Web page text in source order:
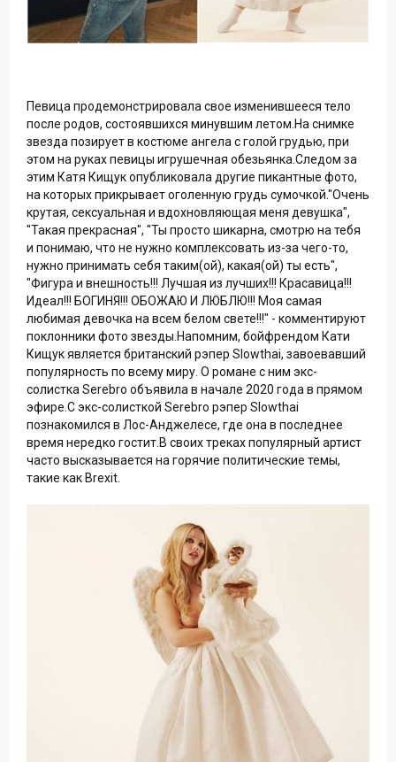
Певица продемонстрировала свое изменившееся тело
после родов, состоявшихся минувшим летом.На снимке
звезда позирует в костюме ангела с голой грудью, при
этом на руках певицы игрушечная обезьянка.Следом за
этим Катя Кищук опубликовала другие пикантные фото,
на которых прикрывает оголенную грудь сумочкой."Очень
крутая, сексуальная и вдохновляющая меня девушка",
"Такая прекрасная", "Ты просто шикарна, смотрю на тебя
и понимаю, что не нужно комплексовать из-за чего-то,
нужно принимать себя таким(ой), какая(ой) ты есть",
"Фигура и внешность!!! Лучшая из лучших!!! Красавица!!!
Идеал!!! БОГИНЯ!!! ОБОЖАЮ И ЛЮБЛЮ!!! Моя самая
любимая девочка на всем белом свете!!!" - комментируют
поклонники фото звезды.Напомним, бойфрендом Кати
Кищук является британский рэпер Slowthai, завоевавший
популярность по всему миру. О романе с ним экс-
солистка Serebro объявила в начале 2020 года в прямом
эфире.С экс-солисткой Serebro рэпер Slowthai
познакомился в Лос-Анджелесе, где она в последнее
время нередко гостит.В своих треках популярный артист
часто высказывается на горячие политические темы,
такие как Brexit.